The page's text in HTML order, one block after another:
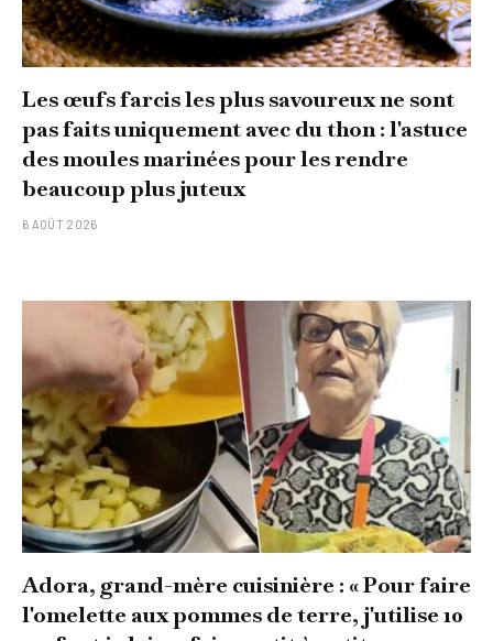
Les œufs farcis les plus savoureux ne sont
pas faits uniquement avec du thon : l'astuce
des moules marinées pour les rendre
beaucoup plus juteux
6 AOÛT 2026
Adora, grand-mère cuisinière : « Pour faire
l'omelette aux pommes de terre, j'utilise 10